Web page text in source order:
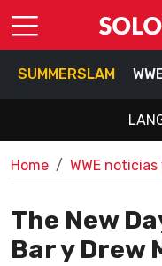
SUMMERSLAM
Home WWE
The New
Bar y